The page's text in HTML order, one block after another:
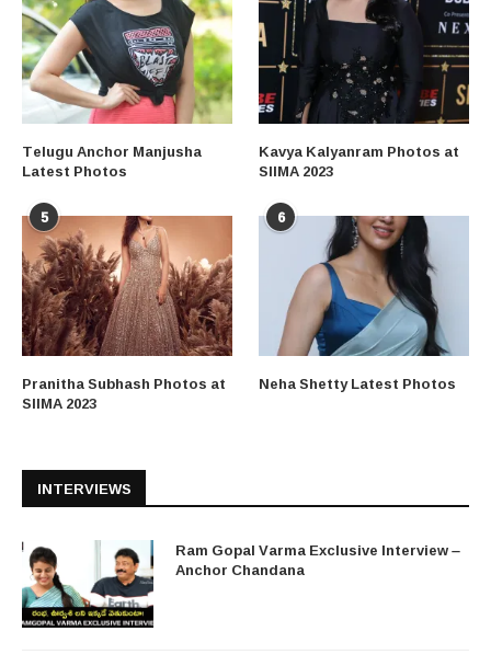
Telugu Anchor Manjusha
Latest Photos
Kavya Kalyanram Photos at
SIIMA 2023
5
Pranitha Subhash Photos at
SIIMA 2023
6
Neha Shetty Latest Photos
INTERVIEWS
Ram Gopal Varma Exclusive Interview –
Anchor Chandana